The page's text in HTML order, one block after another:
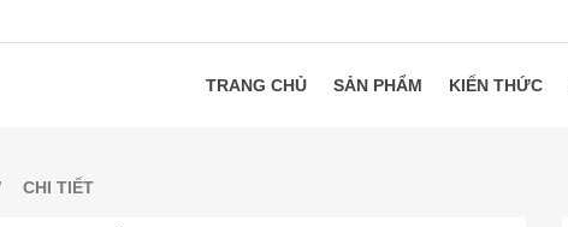
TRANG CHỦ SẢN PHẨM KIẾN THỨC
CHI TIẾT